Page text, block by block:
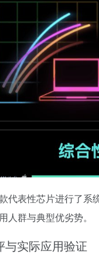
代表性芯片进行了系
人群与典型优劣势。
与实际应用验证